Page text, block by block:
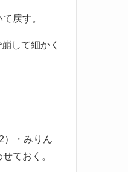
戻す。
して細かく
）・みりん
ておく。